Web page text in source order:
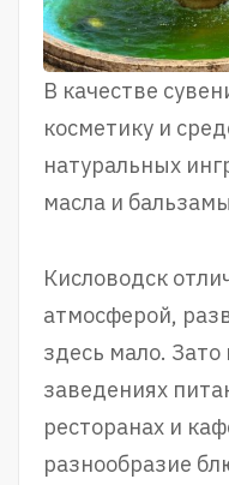
В качестве
косметику и
натуральных
масла и
Кисловодск
атмосферой,
здесь мало. Зато
заведениях
ресторанах и
разнообразие